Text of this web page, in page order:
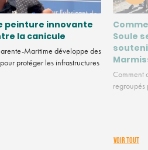
peinture innovante
la canicule
Maritime développe des
protéger les infrastructures
Soule
Comment
regroupés
VOIR TOUT